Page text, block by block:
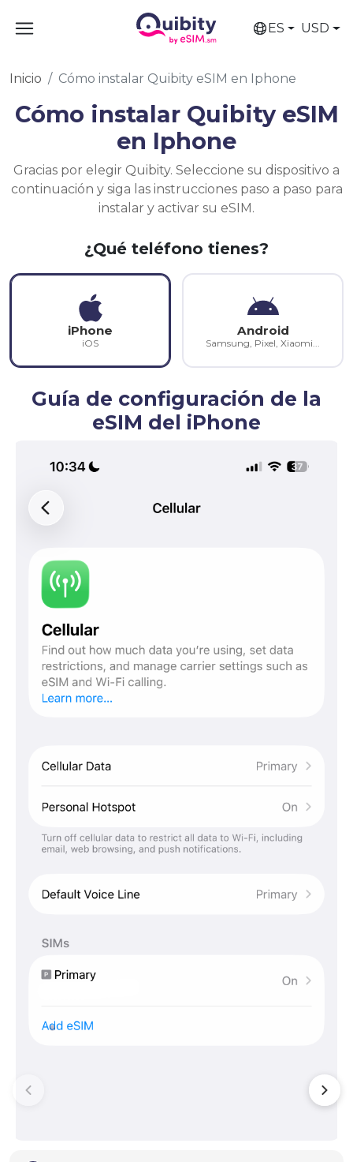
ES USD
Inicio Cómo instalar Quibity eSIM en Iphone
Cómo instalar Quibity eSIM
en Iphone
Gracias por elegir Quibity. Seleccione su dispositivo a
continuación y siga las instrucciones paso a paso para
instalar y activar su eSIM.
¿Qué teléfono tienes?
iPhone
iOS
Android
Samsung, Pixel, Xiaomi...
Guía de configuración de la
eSIM del iPhone